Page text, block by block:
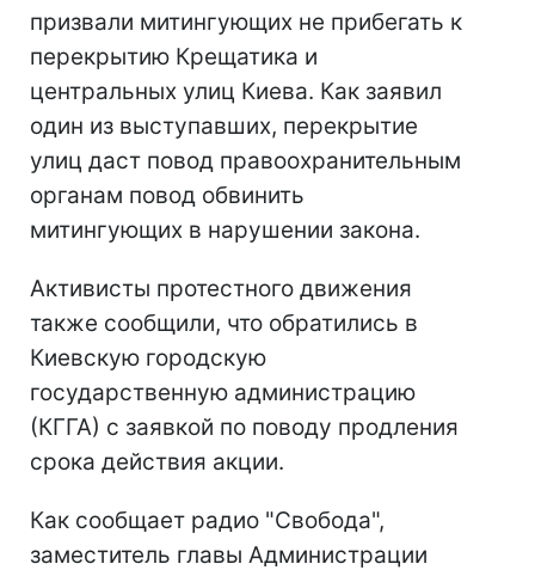
призвали митингующих не прибегать к
перекрытию Крещатика и
центральных улиц Киева. Как заявил
один из выступавших, перекрытие
улиц даст повод правоохранительным
органам повод обвинить
митингующих в нарушении закона.
Активисты протестного движения
также сообщили, что обратились в
Киевскую городскую
государственную администрацию
(КГГА) с заявкой по поводу продления
срока действия акции.
Как сообщает радио "Свобода",
заместитель главы Администрации